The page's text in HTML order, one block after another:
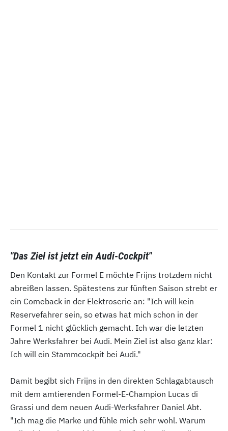
"Das Ziel ist jetzt ein Audi-Cockpit"
Den Kontakt zur Formel E möchte Frijns trotzdem nicht
abreißen lassen. Spätestens zur fünften Saison strebt er
ein Comeback in der Elektroserie an: "Ich will kein
Reservefahrer sein, so etwas hat mich schon in der
Formel 1 nicht glücklich gemacht. Ich war die letzten
Jahre Werksfahrer bei Audi. Mein Ziel ist also ganz klar:
Ich will ein Stammcockpit bei Audi."
Damit begibt sich Frijns in den direkten Schlagabtausch
mit dem amtierenden Formel-E-Champion Lucas di
Grassi und dem neuen Audi-Werksfahrer Daniel Abt.
"Ich mag die Marke und fühle mich sehr wohl. Warum